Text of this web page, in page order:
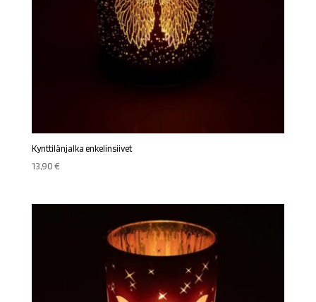
Kynttilänjalka enkelinsiivet
13,90€